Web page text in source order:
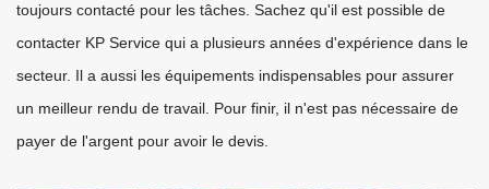
toujours contacté pour les tâches. Sachez qu'il est possible de
contacter KP Service qui a plusieurs années d'expérience dans le
secteur. Il a aussi les équipements indispensables pour assurer
un meilleur rendu de travail. Pour finir, il n'est pas nécessaire de
payer de l'argent pour avoir le devis.